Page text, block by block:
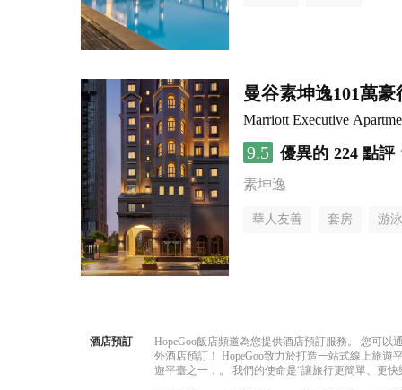
曼谷素坤逸101萬
Marriott Executive
9.5 優異的 224 點評
素坤逸
華人友善 套房 游
酒店預訂
HopeGoo飯店頻道為您提供酒店預訂服務。 您可
外酒店預訂！ HopeGoo致力於打造一站式線上旅
遊平臺之一，。 我們的使命是“讓旅行更簡單、更